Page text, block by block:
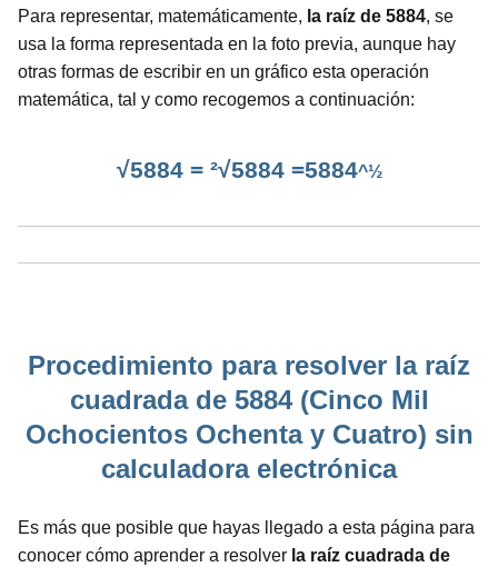
Para representar, matemáticamente, la raíz de 5884, se
usa la forma representada en la foto previa, aunque hay
otras formas de escribir en un gráfico esta operación
matemática, tal y como recogemos a continuación:
√5884 = ²√5884 =5884^½
Procedimiento para resolver la raíz
cuadrada de 5884 (Cinco Mil
Ochocientos Ochenta y Cuatro) sin
calculadora electrónica
Es más que posible que hayas llegado a esta página para
conocer cómo aprender a resolver la raíz cuadrada de